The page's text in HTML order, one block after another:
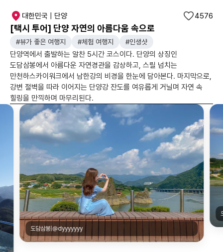
대한민국 | 단양
[택시 투어] 단양 자연의 아름다움 속으로
4576
#뷰가 좋은 여행지 #체험 여행지 #인생샷
단양역에서 출발하는 알찬 5시간 코스이다. 단양의 상징인
도담삼봉에서 아름다운 자연경관을 감상하고, 스릴 넘치는
만천하스카이워크에서 남한강의 비경을 한눈에 담아본다. 마지막으로,
강변 절벽을 따라 이어지는 단양강 잔도를 여유롭게 거닐며 자연 속
힐링을 만끽하며 마무리된다.
도담삼봉|@dyyyyyyy